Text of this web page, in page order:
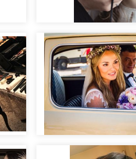
Making of